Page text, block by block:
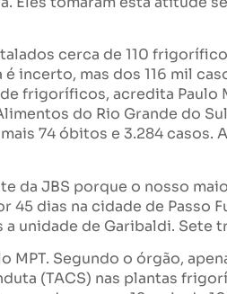
cerca de 110
incerto, mas dos 116 mil
frigoríficos, acredita Paulo
do Rio Grande do
74 óbitos e 3.284 casos.
da JBS porque o nosso
45 dias na cidade de Passo
unidade de Garibaldi. Sete
MPT. Segundo o órgão,
(TACS) nas plantas